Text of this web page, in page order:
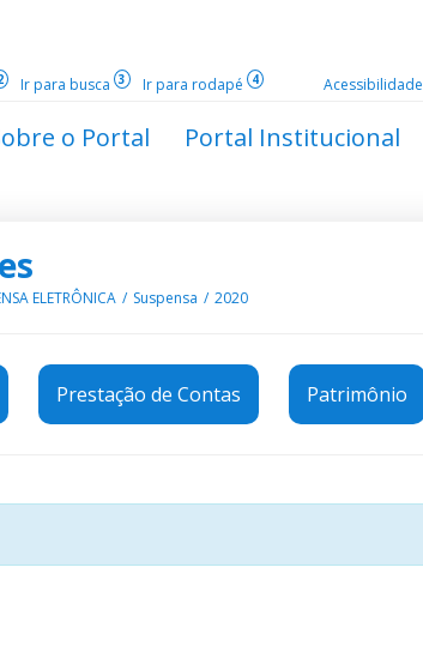
Ir para busca 3 Ir para rodapé 4 Acessibilidade
o Portal Portal Institucional
ELETRÔNICA Suspensa 2020
Prestação de Contas Patrimônio